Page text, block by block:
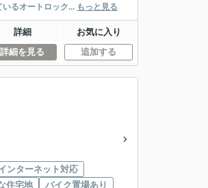
るオートロック... もっと見る
詳細
お気に入り
詳細を見る 追加する
ンターネット対応
住宅地 バイク置場あり